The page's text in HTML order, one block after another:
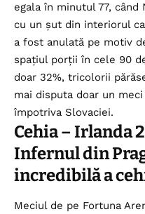
egala în minutul 77,
cu un șut din interiorul
a fost anulată pe motiv
spațiul porții în cele 90
doar 32%, tricolorii
mai disputa doar un
împotriva Slovaciei.
Cehia – Irlanda
Infernul din
incredibilă a
Meciul de pe Fortuna